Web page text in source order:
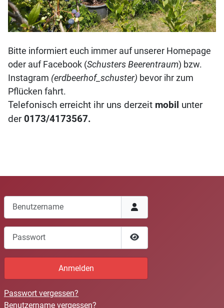
Bitte informiert euch immer auf unserer Homepage
oder auf Facebook (Schusters Beerentraum) bzw.
Instagram (erdbeerhof_schuster) bevor ihr zum
Pflücken fahrt.
Telefonisch erreicht ihr uns derzeit mobil unter
der0173/4173567.
Benutzername
Passwort
Passwort anzeigen
Anmelden
Passwort vergessen?
Benutzername vergessen?